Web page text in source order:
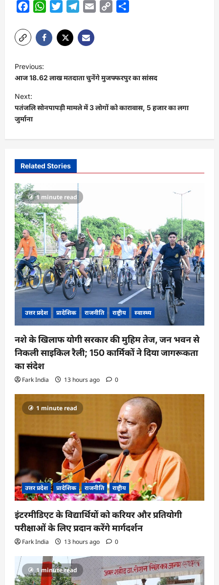
FacebookWhatsAppTwitterTelegram
Email
Copy
o
s
t
n
a
g
a
t
i
o
n
Previous:
आज 18.62 लाख मतदाता चुनेंगे मुजफ्फरपुर का सांसद
Next:
पतंजलि सोनपापड़ी मामले में 3 लोगों को कारावास, 5 हजार का लगा
जुर्माना
Related Stories
1 minute read
उत्तर प्रदेश प्रादेशिक राजनीति राष्ट्रीय स्वास्थ्य
नशे के खिलाफ योगी सरकार की मुहिम तेज, जन भवन से
निकली साइकिल रैली; 150 कार्मिकों ने दिया जागरूकता
का संदेश
Fark India 13 hours ago 0
1 minute read
उत्तर प्रदेश प्रादेशिक राजनीति राष्ट्रीय
इंटरमीडिएट के विद्यार्थियों को करियर और प्रतियोगी
परीक्षाओं के लिए प्रदान करेंगे मार्गदर्शन
Fark India 13 hours ago 0
1 minute read